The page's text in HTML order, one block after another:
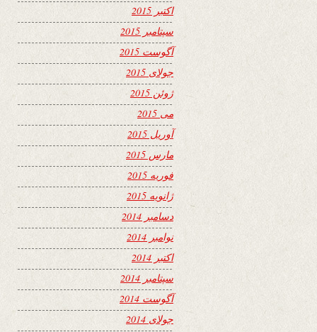
اکتبر 2015
سپتامبر 2015
آگوست 2015
جولای 2015
ژوئن 2015
می 2015
آوریل 2015
مارس 2015
فوریه 2015
ژانویه 2015
دسامبر 2014
نوامبر 2014
اکتبر 2014
سپتامبر 2014
آگوست 2014
جولای 2014